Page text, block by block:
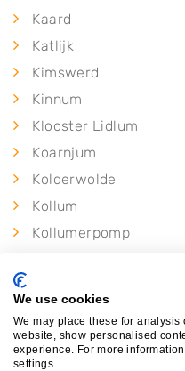
Kaard
Katlijk
Kimswerd
Kinnum
Klooster Lidlum
Koarnjum
Kolderwolde
Kollum
Kollumerpomp
Kornwerderzand
Kortehemmen
Koudum
We use cookies
We may place these for
website, show personalised
experience. For more
settings.